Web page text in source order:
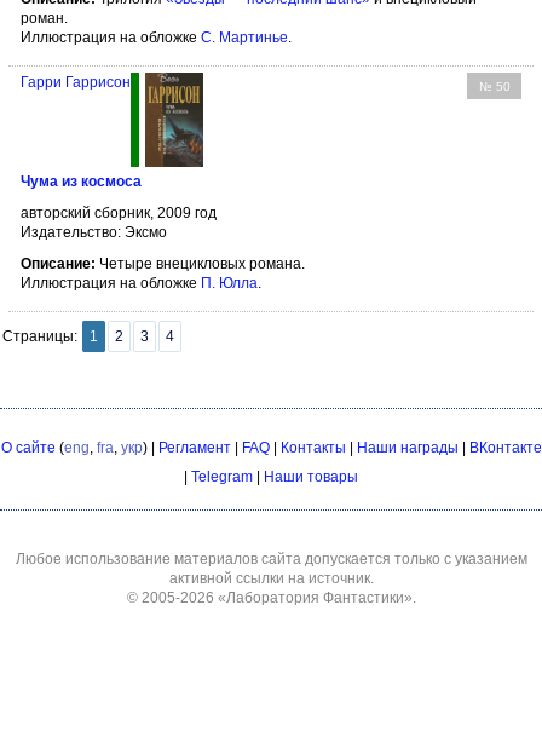
роман.
Иллюстрация на обложке С. Мартинье.
№ 50
Гарри Гаррисон
Чума из космоса
авторский сборник, 2009 год
Издательство: Эксмо
Описание: Четыре внецикловых романа.
Иллюстрация на обложке П. Юлла.
Страницы: 1 2 3 4
О сайте (eng, fra, укр) | Регламент| FAQ| Контакты Наши награды
ВКонтакте
Telegram Наши товары
Любое использование материалов сайта допускается только с указанием
активной ссылки на источник.
© 2005-2026 «Лаборатория Фантастики».